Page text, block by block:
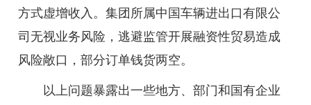
方式虚增收入。集团所属中国车辆进出口有限公
司无视业务风险，逃避监管开展融资性贸易造成
风险敞口，部分订单钱货两空。
以上问题暴露出一些地方、部门和国有企业